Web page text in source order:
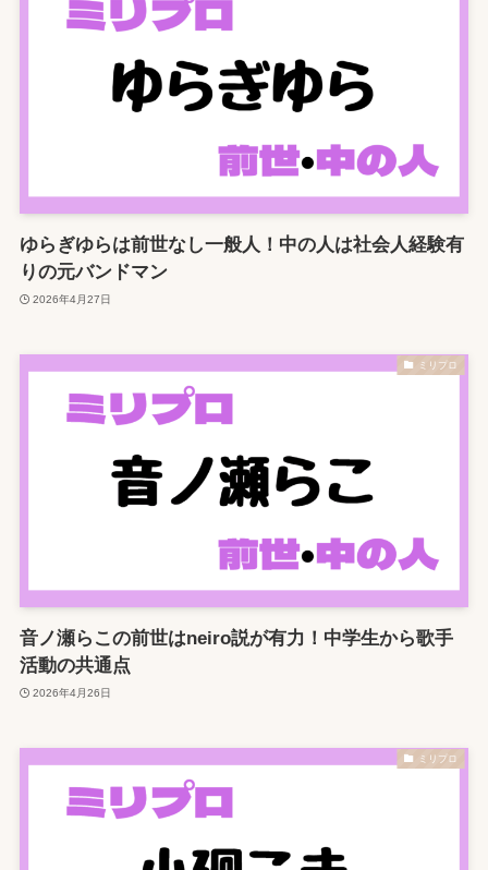
ゆらぎゆらは前世なし一般人！中の人は社会人経験有
りの元バンドマン
2026年4月27日
ミリプロ
音ノ瀬らこの前世はneiro説が有力！中学生から歌手
活動の共通点
2026年4月26日
ミリプロ